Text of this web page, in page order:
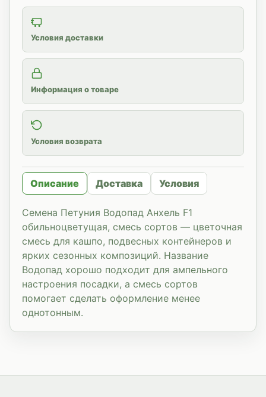
Условия доставки
Информация о товаре
Условия возврата
Описание Доставка Условия
Семена Петуния Водопад Анхель F1
обильноцветущая, смесь сортов — цветочная
смесь для кашпо, подвесных контейнеров и
ярких сезонных композиций. Название
Водопад хорошо подходит для ампельного
настроения посадки, а смесь сортов
помогает сделать оформление менее
однотонным.